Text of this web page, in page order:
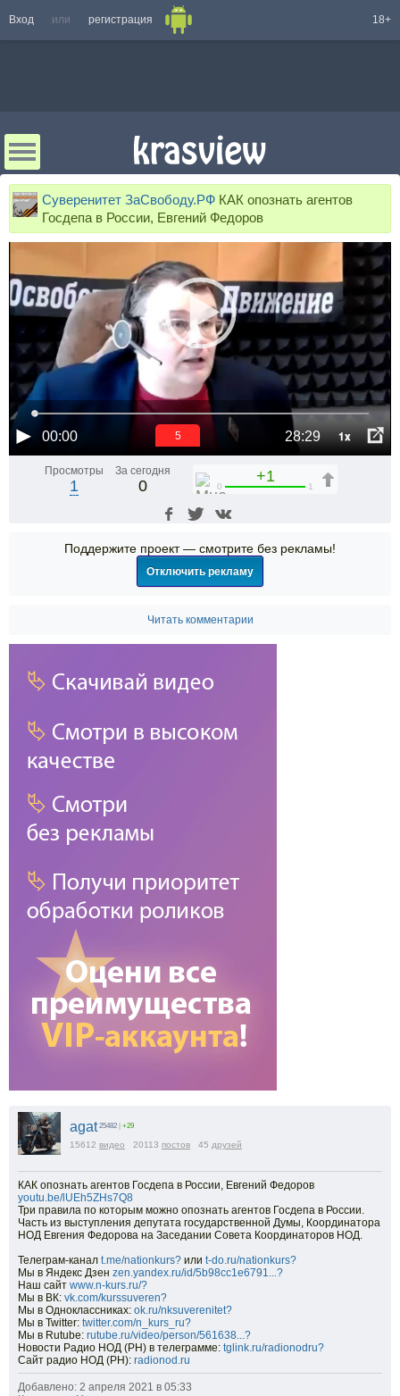
Вход или регистрация 18+
Суверенитет ЗаСвободу.РФ КАК опознать агентов
Госдепа в России, Евгений Федоров
00:00 28:29 1x
5
Просмотры
1
За сегодня
0
+1
0 1
Поддержите проект — смотрите без рекламы!
Отключить рекламу
Читать комментарии
agat 25482 +29
15612 видео 20113 постов 45 друзей
КАК опознать агентов Госдепа в России, Евгений Федоров
youtu.be/lUEh5ZHs7Q8
Три правила по которым можно опознать агентов Госдепа в России.
Часть из выступления депутата государственной Думы, Координатора
НОД Евгения Федорова на Заседании Совета Координаторов НОД.
Телеграм-канал t.me/nationkurs? или t-do.ru/nationkurs?
Мы в Яндекс Дзен zen.yandex.ru/id/5b98cc1e6791...?
Наш сайт www.n-kurs.ru/?
Мы в ВК: vk.com/kurssuveren?
Мы в Одноклассниках: ok.ru/nksuverenitet?
Мы в Twitter: twitter.com/n_kurs_ru?
Мы в Rutube: rutube.ru/video/person/561638...?
Новости Радио НОД (РН) в телеграмме: tglink.ru/radionodru?
Сайт радио НОД (РН): radionod.ru
Добавлено: 2 апреля 2021 в 05:33